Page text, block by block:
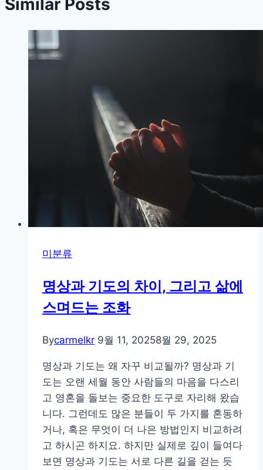
미분류
명상과 기도의 차이, 그리고 삶에
스며드는 조화
Bycarmelkr 9월 11, 20258월 29, 2025
명상과 기도는 왜 자꾸 비교될까? 명상과 기
도는 오랜 세월 동안 사람들의 마음을 다스리
고 영혼을 돌보는 중요한 도구로 자리해 왔습
니다. 그런데도 많은 분들이 두 가지를 혼동하
거나, 혹은 무엇이 더 나은 방법인지 비교하려
고 하시곤 하지요. 하지만 실제로 깊이 들여다
보면 명상과 기도는 서로 다른 길을 걷는 듯